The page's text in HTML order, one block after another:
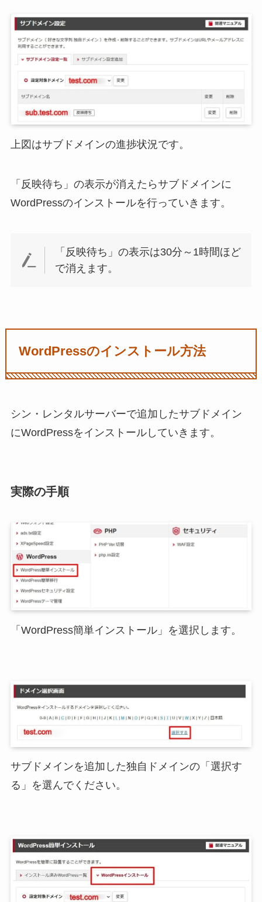
上図はサブドメインの進捗状況です。
「反映待ち」の表示が消えたらサブドメインに
WordPressのインストールを行っていきます。
「反映待ち」の表示は30分～1時間ほど
で消えます。
WordPressのインストール方法
シン・レンタルサーバーで追加したサブドメイン
にWordPressをインストールしていきます。
実際の手順
「WordPress簡単インストール」を選択します。
サブドメインを追加した独自ドメインの「選択す
る」を選んでください。